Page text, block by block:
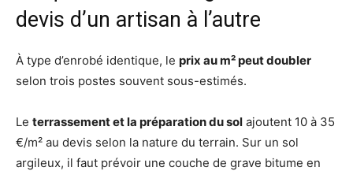
devis d’un artisan à l’autre
À type d’enrobé identique, le prix au m² peut doubler
selon trois postes souvent sous-estimés.
Le terrassement et la préparation du sol ajoutent 10 à 35
€/m² au devis selon la nature du terrain. Sur un sol
argileux, il faut prévoir une couche de grave bitume en